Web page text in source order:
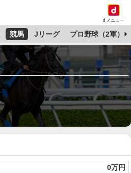
dメニュー
競馬 Jリーグ プロ野球（2軍）
0万円